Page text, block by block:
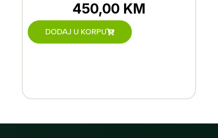
450,00 KM
DODAJ U KORPU